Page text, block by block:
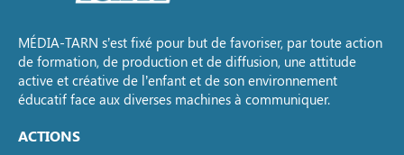
MÉDIA-TARN s’est fixé pour but de favoriser, par toute action
de formation, de production et de diffusion, une attitude
active et créative de l’enfant et de son environnement
éducatif face aux diverses machines à communiquer.
ACTIONS